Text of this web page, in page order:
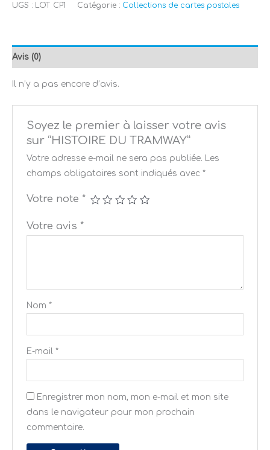
UGS : LOT CP1 Catégorie : Collections de cartes postales
Avis (0)
Il n’y a pas encore d’avis.
Soyez le premier à laisser votre avis
sur “HISTOIRE DU TRAMWAY”
Votre adresse e-mail ne sera pas publiée.
Les
champs obligatoires sont indiqués avec *
Votre note *
Votre avis *
Nom *
E-mail *
Enregistrer mon nom, mon e-mail et mon site
dans le navigateur pour mon prochain
commentaire.